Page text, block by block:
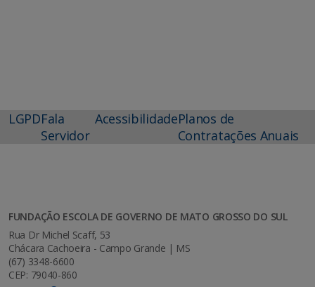
LGPDFala
Servidor
AcessibilidadePlanos de
Contratações Anuais
FUNDAÇÃO ESCOLA DE GOVERNO DE MATO GROSSO DO SUL
Rua Dr Michel Scaff, 53
Chácara Cachoeira - Campo Grande | MS
(67) 3348-6600
CEP: 79040-860